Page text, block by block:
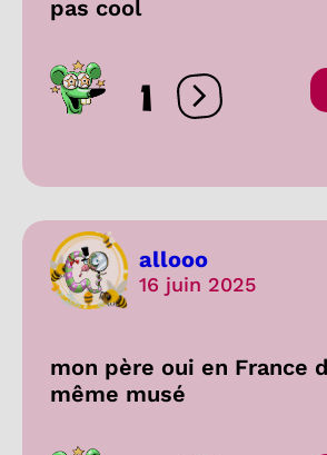
pas cool
1 Ouvrir les
allooo
16 juin 2025
mon père oui en France
même musé